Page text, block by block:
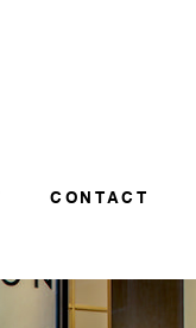
CONTACT